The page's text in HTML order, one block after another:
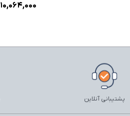
10,064,000
پشتیبانی آنلاین